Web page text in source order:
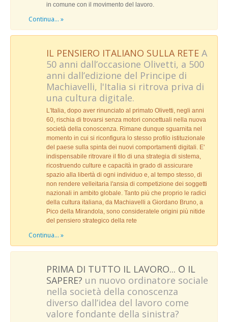
in comune con il movimento del lavoro.
Continua... »
IL PENSIERO ITALIANO SULLA RETE A
50 anni dall’occasione Olivetti, a 500
anni dall’edizione del Principe di
Machiavelli, l'Italia si ritrova priva di
una cultura digitale.
L'Italia, dopo aver rinunciato al primato Olivetti, negli anni
60, rischia di trovarsi senza motori concettuali nella nuova
società della conoscenza. Rimane dunque sguarnita nel
momento in cui si riconfigura lo stesso profilo istituzionale
del paese sulla spinta dei nuovi comportamenti digitali. E'
indispensabile ritrovare il filo di una strategia di sistema,
ricostruendo culture e capacità in grado di assicurare
spazio alla libertà di ogni individuo e, al tempo stesso, di
non rendere velleitaria l'ansia di competizione dei soggetti
nazionali in ambito globale. Tanto più che proprio le radici
della cultura italiana, da Machiavelli a Giordano Bruno, a
Pico della Mirandola, sono consideratele origini più nitide
del pensiero strategico della rete
Continua... »
PRIMA DI TUTTO IL LAVORO... O IL
SAPERE? un nuovo ordinatore sociale
nella società della conoscenza
diverso dall’idea del lavoro come
valore fondante della sinistra?